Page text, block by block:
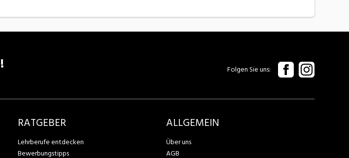
Folgen Sie uns
RATGEBER
Lehrberufe entdecken
Bewerbungstipps
ALLGEMEIN
Über uns
AGB